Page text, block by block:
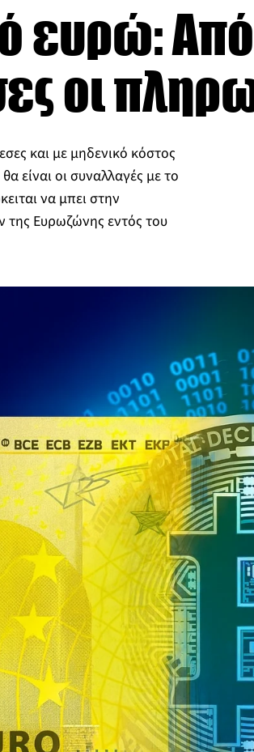
ευρώ:
οι
και με μηδενικό κόστος
είναι οι συναλλαγές με το
να μπει στην
της Ευρωζώνης εντός του